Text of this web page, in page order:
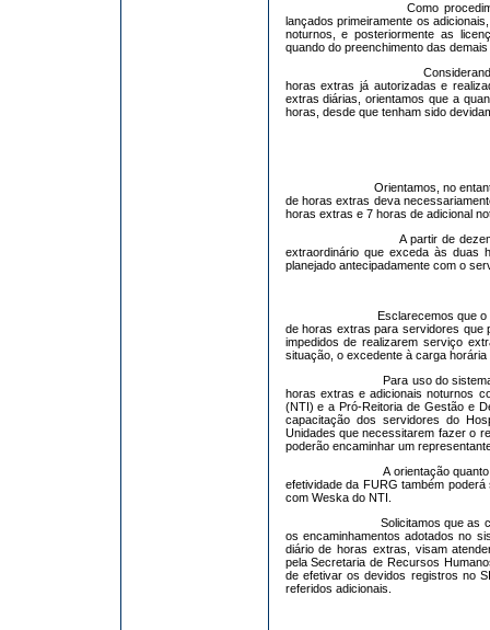
Como
lançados primeiramente os adicionais
noturnos, e posteriormente as
quando do preenchimento das
horas extras já autorizadas e
extras diárias, orientamos que a
horas, desde que tenham sido
Orientamos, no
de horas extras deva
horas extras e 7 horas de adicional
A partir de
extraordinário que exceda às duas
planejado antecipadamente com o
Esclarecemos que o
de horas extras para servidores que
impedidos de realizarem serviço
situação, o excedente à carga
Para uso do
horas extras e adicionais noturnos
(NTI) e a Pró-Reitoria de Gestão e
capacitação dos servidores do
Unidades que necessitarem fazer o
poderão encaminhar um
A orientação
efetividade da FURG também
com Weska do NTI.
Solicitamos que as
os encaminhamentos adotados no
diário de horas extras, visam
pela Secretaria de Recursos
de efetivar os devidos registros no
referidos adicionais.